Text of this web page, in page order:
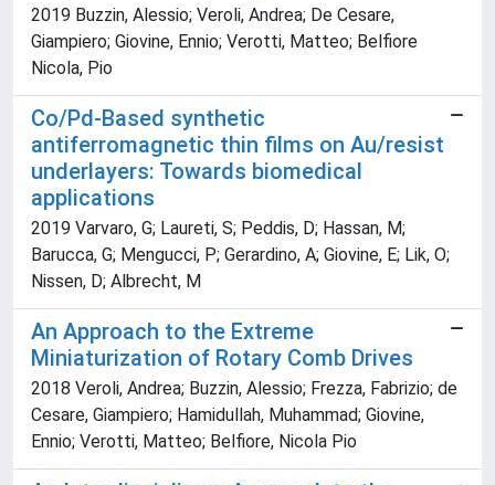
2019 Buzzin, Alessio; Veroli, Andrea; De Cesare,
Giampiero; Giovine, Ennio; Verotti, Matteo; Belfiore
Nicola, Pio
Co/Pd-Based synthetic
antiferromagnetic thin films on Au/resist
underlayers: Towards biomedical
applications
2019 Varvaro, G; Laureti, S; Peddis, D; Hassan, M;
Barucca, G; Mengucci, P; Gerardino, A; Giovine, E; Lik, O;
Nissen, D; Albrecht, M
An Approach to the Extreme
Miniaturization of Rotary Comb Drives
2018 Veroli, Andrea; Buzzin, Alessio; Frezza, Fabrizio; de
Cesare, Giampiero; Hamidullah, Muhammad; Giovine,
Ennio; Verotti, Matteo; Belfiore, Nicola Pio